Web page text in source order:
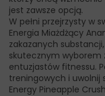
jest zawsze opcją.
W pełni przejrzysty w
Energia Miażdżący
zakazanych
skutecznym wyborem
entuzjastów fitnessu.
treningowych i uwolnij
Energy Pineapple